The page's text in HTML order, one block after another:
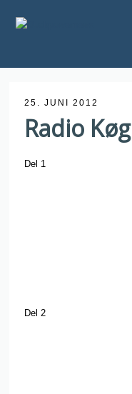
25. JUNI 2012
Radio
Del 1
Del 2